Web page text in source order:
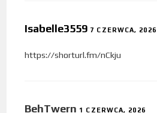
Isabelle3559 7 CZERWCA, 2026
https://shorturl.fm/nCkju
BehTwern 1 CZERWCA, 2026